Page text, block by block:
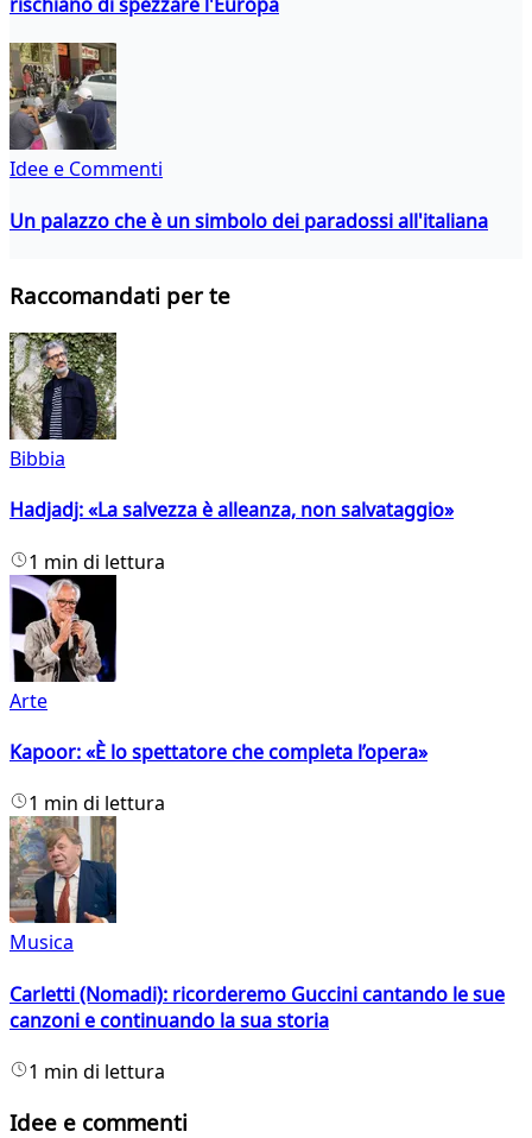
Idee e Commenti
Un palazzo che è un simbolo dei paradossi all'italiana
Raccomandati per te
Bibbia
Hadjadj: «La salvezza è alleanza, non salvataggio»
1 min di lettura
Arte
Kapoor: «È lo spettatore che completa l’opera»
1 min di lettura
Musica
Carletti (Nomadi): ricorderemo Guccini cantando le sue
canzoni e continuando la sua storia
1 min di lettura
Idee e commenti